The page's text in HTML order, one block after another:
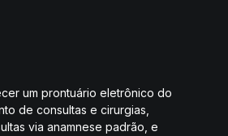
um prontuário eletrônico do
de consultas e cirurgias,
via anamnese padrão, e